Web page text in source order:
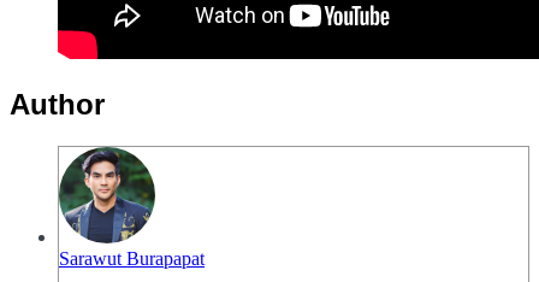
Author
Sarawut Burapapat